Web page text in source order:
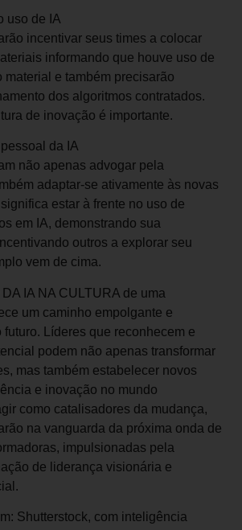
uso de IA
incentivar seus times a colocar
informando que houve uso de
material e também precisarão
dos algoritmos contratados.
de inovação é importante.
da IA
não apenas advogar pela
adaptar-se ativamente às novas
estar à frente no uso de
em IA, demonstrando sua
outros a explorar seu
vem de cima.
IA NA CULTURA de uma
um caminho empolgante e
futuro. Líderes que reconhecem e
podem não apenas transformar
mas também estabelecer novos
e inovação no mundo
como catalisadores da mudança,
na vanguarda da próxima onda de
impulsionadas pela
de liderança visionária e
Shutterstock, com inteligência